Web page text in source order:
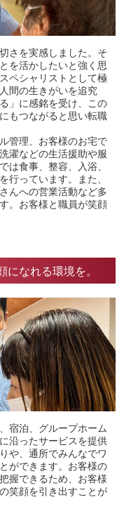
さを実感しました。そ
を活かしたいと強く思
ペシャリストとして極
間の生きがいを追究
」に感銘を受け、この
もつながると思い転職
管理、お客様のお宅で
濯などの生活援助や服
は食事、整容、入浴、
行っています。また、
んへの営業活動など多
。お客様と職員が笑顔
になれる環境を。
宿泊、グループホーム
沿ったサービスを提供
や、通所でみんなでワ
ができます。お客様の
握できるため、お客様
笑顔を引き出すことが